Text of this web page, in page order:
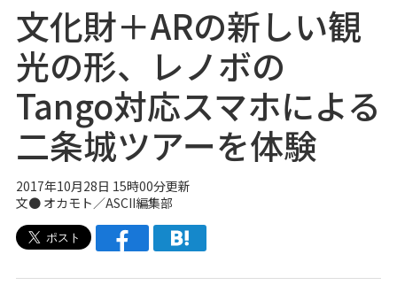
文化財＋ARの新しい観
光の形、レノボの
Tango対応スマホによる
二条城ツアーを体験
2017年10月28日 15時00分更新
文● オカモト／ASCII編集部